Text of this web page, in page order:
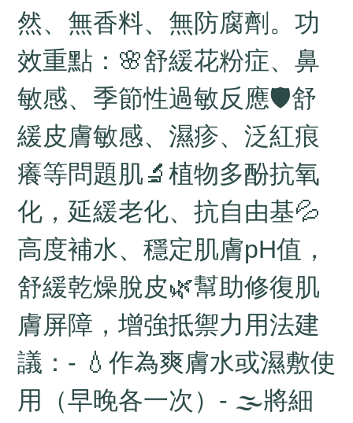
然、無香料、無防腐劑。功
效重點：🌸舒緩花粉症、鼻
敏感、季節性過敏反應🛡舒
緩皮膚敏感、濕疹、泛紅痕
癢等問題肌🔬植物多酚抗氧
化，延緩老化、抗自由基💦
高度補水、穩定肌膚pH值，
舒緩乾燥脫皮🌿幫助修復肌
膚屏障，增強抵禦力用法建
議：- 💧作為爽膚水或濕敷使
用（早晚各一次）- 🌫將細